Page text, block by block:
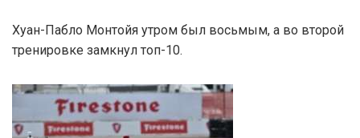
Хуан-Пабло Монтойя утром был восьмым, а во второй
тренировке замкнул топ-10.